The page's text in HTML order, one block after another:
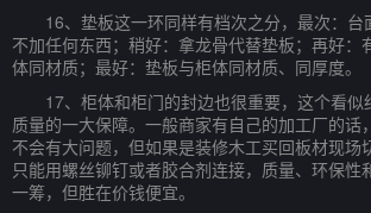
16、垫板这一环同样有档次之分，最次：台
不加任何东西；稍好：拿龙骨代替垫板；再好：
体同材质；最好：垫板与柜体同材质、同厚度。
17、柜体和柜门的封边也很重要，这个看似
质量的一大保障。一般商家有自己的加工厂的话
不会有大问题，但如果是装修木工买回板材现场
只能用螺丝铆钉或者胶合剂连接，质量、环保性
一筹，但胜在价钱便宜。